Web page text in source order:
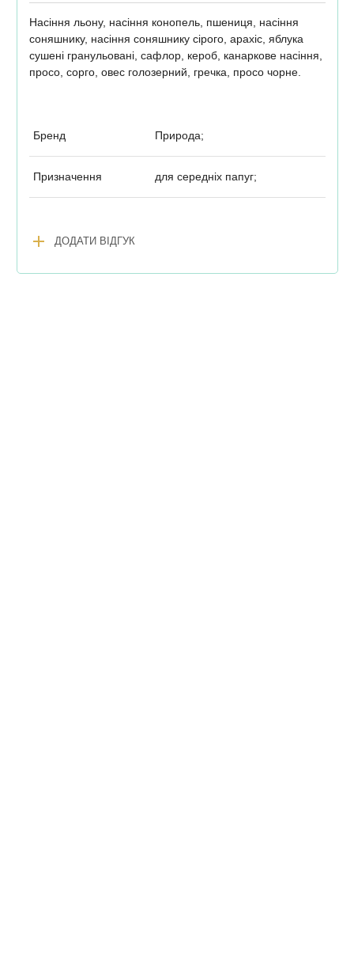
Насіння льону, насіння конопель, пшениця, насіння
соняшнику, насіння соняшнику сірого, арахіс, яблука
сушені гранульовані, сафлор, кероб, канаркове насіння,
просо, сорго, овес голозерний, гречка, просо чорне.
Бренд Природа;
Призначення для середніх папуг;
add ДОДАТИ ВІДГУК